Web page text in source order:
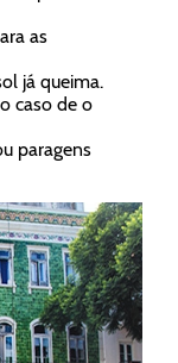
as
já queima.
caso de o
paragens